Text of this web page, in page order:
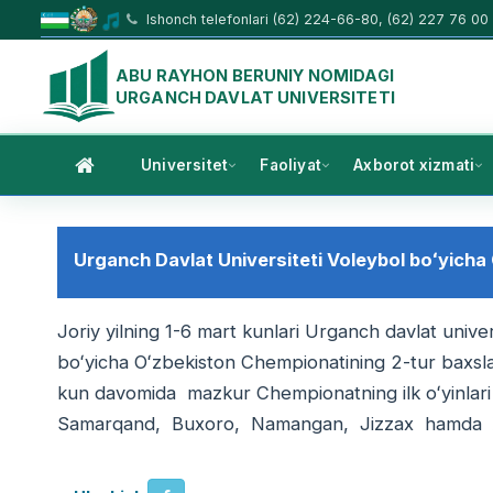
Ishonch telefonlari (62) 224-66-80, (62) 227 76 00
ABU RAYHON BERUNIY NOMIDAGI
URGANCH DAVLAT UNIVERSITETI
Universitet Faoliyat Axborot xizmati
Urganch Davlat Universiteti Voleybol
Joriy yilning 1-6 mart kunlari Urganch davlat
boʻyicha Oʻzbekiston Chempionatining 2-tur
kun davomida mazkur Chempionatning ilk
Samarqand, Buxoro, Namangan, Jizzax hamda